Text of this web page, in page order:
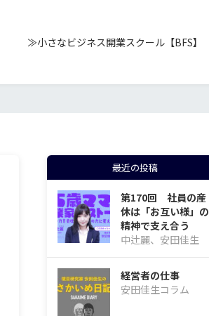
≫小さなビジネス開業スクール【BFS】
最近の投稿
第170回 社員の産
休は「お互い様」の
精神で支え合う
中辻麗、安田佳生
経営者の仕事
安田佳生コラム